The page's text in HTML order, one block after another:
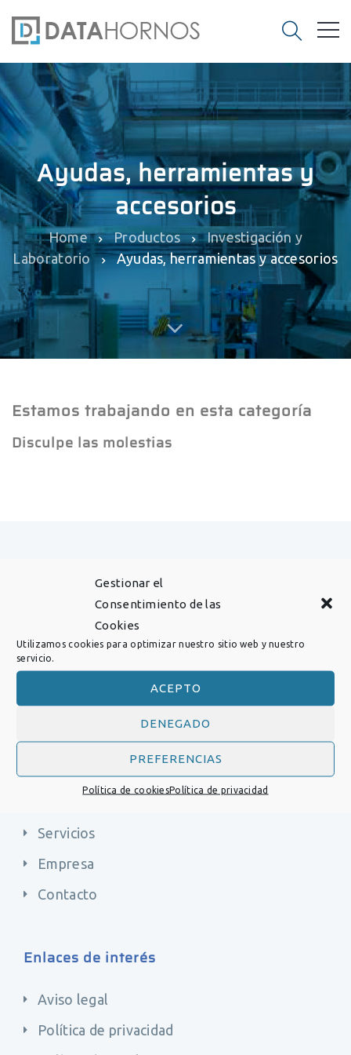
Gestionar el
Consentimiento de las
Cookies
Utilizamos cookies para optimizar nuestro sitio web y nuestro
servicio.
ACEPTO
DENEGADO
PREFERENCIAS
Política de cookiesPolítica de privacidad
Ayudas, herramientas y
accesorios
Home Productos
Investigación y
Laboratorio
Ayudas, herramientas y accesorios
Estamos trabajando en esta categoría
Disculpe las molestias
Sobre nosotros
Data Hornos con su representada
Thermconcept, es su socio cuando se tarta de
hornos y sistemas de alto rendimiento para las
diversas y exigentes aplicaciones en la
producción y la investigación.
Servicios
Empresa
Contacto
Enlaces de interés
Aviso legal
Política de privacidad